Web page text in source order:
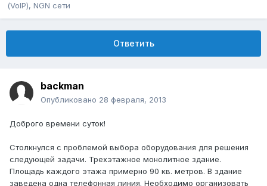
(VoIP), NGN сети
Ответить
backman
Опубликовано 28 февраля, 2013
Доброго времени суток!
Столкнулся с проблемой выбора оборудования для решения
следующей задачи. Трехэтажное монолитное здание.
Площадь каждого этажа примерно 90 кв. метров. В здание
заведена одна телефонная линия. Необходимо организовать